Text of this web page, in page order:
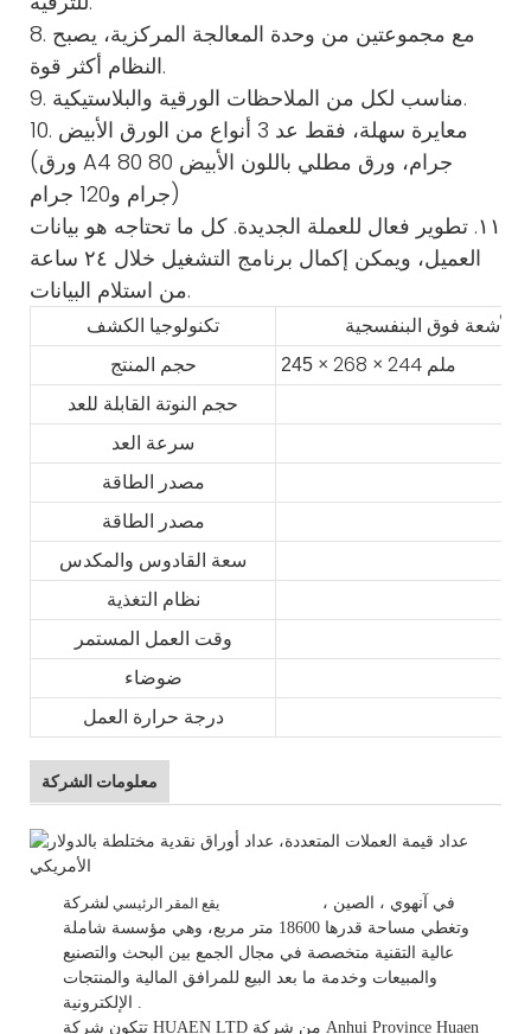
8. مع مجموعتين من وحدة المعالجة المركزية، يصبح
النظام أكثر قوة.
9. مناسب لكل من الملاحظات الورقية والبلاستيكية.
10. معايرة سهلة، فقط عد 3 أنواع من الورق الأبيض
(ورق A4 80 جرام، ورق مطلي باللون الأبيض 80
جرام و120 جرام)
١١. تطوير فعال للعملة الجديدة. كل ما تحتاجه هو بيانات
العميل، ويمكن إكمال برنامج التشغيل خلال ٢٤ ساعة
من استلام البيانات.
تكنولوجيا الكشف
حجم المنتج 245
× 268 × 244 ملم
حجم النوتة القابلة للعد
سرعة العد
مصدر الطاقة
مصدر الطاقة
سعة القادوس والمكدس
نظام التغذية
وقت العمل المستمر
ضوضاء
درجة حرارة العمل
معلومات الشركة
يقع المقر الرئيسي في آنهوي ، الصين ،
وتغطي مساحة قدرها 18600 متر مربع، وهي
مؤسسة شاملة
عالية التقنية متخصصة في مجال الجمع بين البحث والتصنيع
والمبيعات وخدمة ما بعد البيع للمرافق المالية والمنتجات
تتكون شركة HUAEN LTD من شركة Anhui Province Huaen